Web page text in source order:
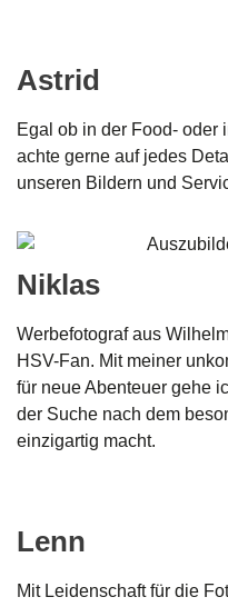
Astrid
Egal ob in der Food- oder
achte gerne auf jedes
unseren Bildern und
Niklas
Werbefotograf aus
HSV-Fan. Mit meiner
für neue Abenteuer gehe
der Suche nach dem
einzigartig macht.
Lenn
Mit Leidenschaft für die